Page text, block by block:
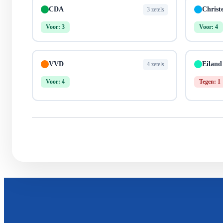
CDA 3 zetels
Voor: 3 Voor: 4
VVD 4 zetels
Voor: 4 Tegen: 1